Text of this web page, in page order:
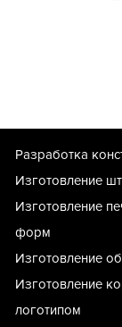
Разработка
Изготовление
Изготовление
форм
Изготовление
Изготовление
логотипом